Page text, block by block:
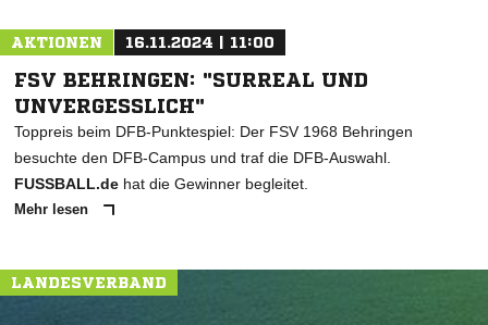
AKTIONEN 16.11.2024 | 11:00
FSV BEHRINGEN: "SURREAL UND
UNVERGESSLICH"
Toppreis beim DFB-Punktespiel: Der FSV 1968 Behringen
besuchte den DFB-Campus und traf die DFB-Auswahl.
FUSSBALL.de hat die Gewinner begleitet.
Mehr lesen
LANDESVERBAND